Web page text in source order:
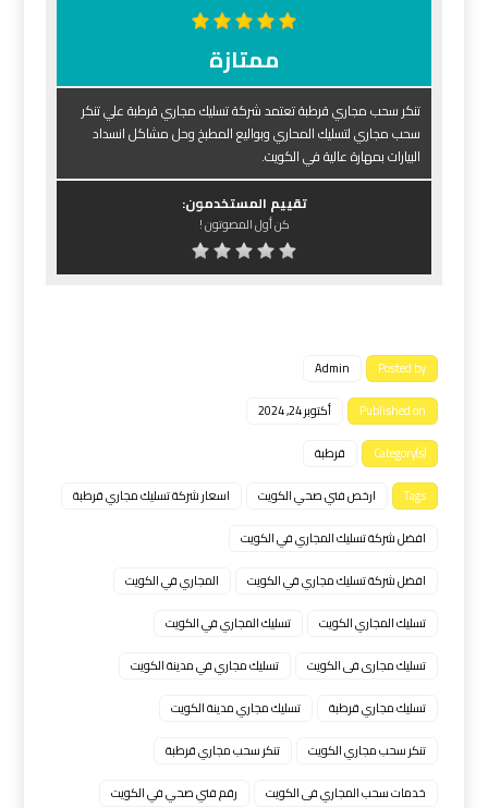
ممتازة
تنكر سحب مجاري قرطبة تعتمد شركة تسليك مجاري قرطبة علي تنكر
سحب مجاري لتسليك المحاري وبواليع المطبخ وحل مشاكل انسداد
البيارات بمهارة عالية في الكويت.
تقييم المستخدمون:
كن أول المصوتون !
Posted by
Admin
Published on
أكتوبر 24, 2024
Category(s)
قرطبة
Tags
ارخص فني صحي الكويت
اسعار شركة تسليك مجاري قرطبة
افضل شركة تسليك المجاري في الكويت
افضل شركة تسليك مجاري في الكويت
المجاري في الكويت
تسليك المجاري الكويت
تسليك المجاري في الكويت
تسليك مجارى فى الكويت
تسليك مجاري في مدينة الكويت
تسليك مجاري قرطبة
تسليك مجاري مدينة الكويت
تنكر سحب مجاري الكويت
تنكر سحب مجاري قرطبة
خدمات سحب المجاري فى الكويت
رقم فني صحي في الكويت